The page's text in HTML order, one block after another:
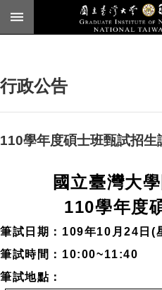
跳到主要內容區塊
臺
頁
本
所
簡
介
行政公告
110學年度碩士班甄試招生
國立臺灣大
110學年度
筆試日期： 109年10 月24 日(
筆試時間： 10:00~11:40
筆試地點：